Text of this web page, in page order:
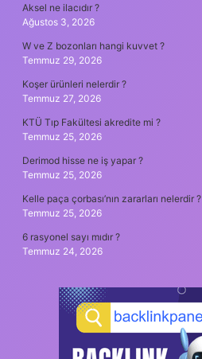
Aksel ne ilacıdır ?
Ağustos 3, 2026
W ve Z bozonları hangi kuvvet ?
Temmuz 29, 2026
Koşer ürünleri nelerdir ?
Temmuz 27, 2026
KTÜ Tıp Fakültesi akredite mi ?
Temmuz 25, 2026
Derimod hisse ne iş yapar ?
Temmuz 25, 2026
Kelle paça çorbası’nın zararları nelerdir ?
Temmuz 25, 2026
6 rasyonel sayı mıdır ?
Temmuz 24, 2026